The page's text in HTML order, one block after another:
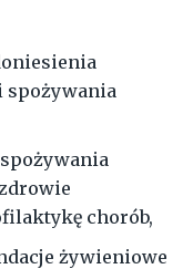
spożywania
chorób,
żywieniowe